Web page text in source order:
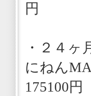
円
・２４ヶ
にねん
175100円